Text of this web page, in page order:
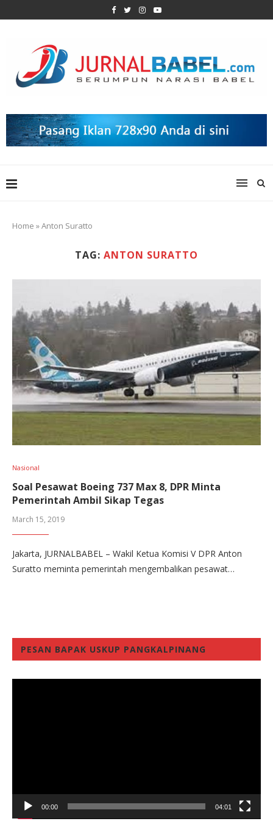
Home »Anton Suratto
TAG: ANTON SURATTO
Nasional
Soal Pesawat Boeing 737 Max 8, DPR Minta
Pemerintah Ambil Sikap Tegas
March 15, 2019
Jakarta, JURNALBABEL – Wakil Ketua Komisi V DPR Anton
Suratto meminta pemerintah mengembalikan pesawat…
PESAN BAPAK USKUP PANGKALPINANG
00:00 04:01